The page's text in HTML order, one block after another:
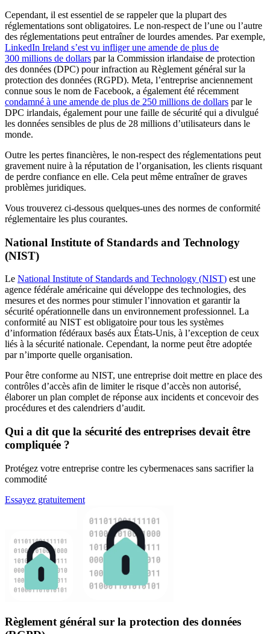
Cependant, il est essentiel de se rappeler que la plupart des
réglementations sont obligatoires. Le non-respect de l’une ou l’autre
des réglementations peut entraîner de lourdes amendes. Par exemple,
LinkedIn Ireland s’est vu infliger une amende de plus de
300 millions de dollars par la Commission irlandaise de protection
des données (DPC) pour infraction au Règlement général sur la
protection des données (RGPD). Meta, l’entreprise anciennement
connue sous le nom de Facebook, a également été récemment
condamné à une amende de plus de 250 millions de dollars par le
DPC irlandais, également pour une faille de sécurité qui a divulgué
les données sensibles de plus de 28 millions d’utilisateurs dans le
monde.
Outre les pertes financières, le non-respect des réglementations peut
gravement nuire à la réputation de l’organisation, les clients risquant
de perdre confiance en elle. Cela peut même entraîner de graves
problèmes juridiques.
Vous trouverez ci-dessous quelques-unes des normes de conformité
réglementaire les plus courantes.
National Institute of Standards and Technology
(NIST)
Le National Institute of Standards and Technology (NIST) est une
agence fédérale américaine qui développe des technologies, des
mesures et des normes pour stimuler l’innovation et garantir la
sécurité opérationnelle dans un environnement professionnel. La
conformité au NIST est obligatoire pour tous les systèmes
d’information fédéraux basés aux États-Unis, à l’exception de ceux
liés à la sécurité nationale. Cependant, la norme peut être adoptée
par n’importe quelle organisation.
Pour être conforme au NIST, une entreprise doit mettre en place des
contrôles d’accès afin de limiter le risque d’accès non autorisé,
élaborer un plan complet de réponse aux incidents et concevoir des
procédures et des calendriers d’audit.
Qui a dit que la sécurité des entreprises devait être
compliquée ?
Protégez votre entreprise contre les cybermenaces sans sacrifier la
commodité
Essayez gratuitement
Règlement général sur la protection des données